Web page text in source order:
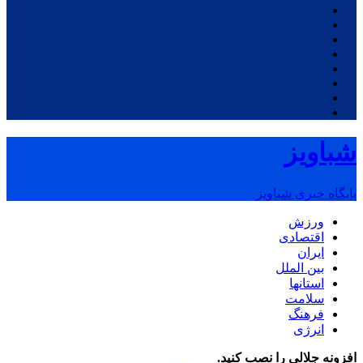
شباویز
پایگاه خبری شباویز
ورزش
اقتصادی
ایران
بین الملل
استانها
سلامت
فرهنگ
انرژی
افزونه جلالی را نصب کنید.